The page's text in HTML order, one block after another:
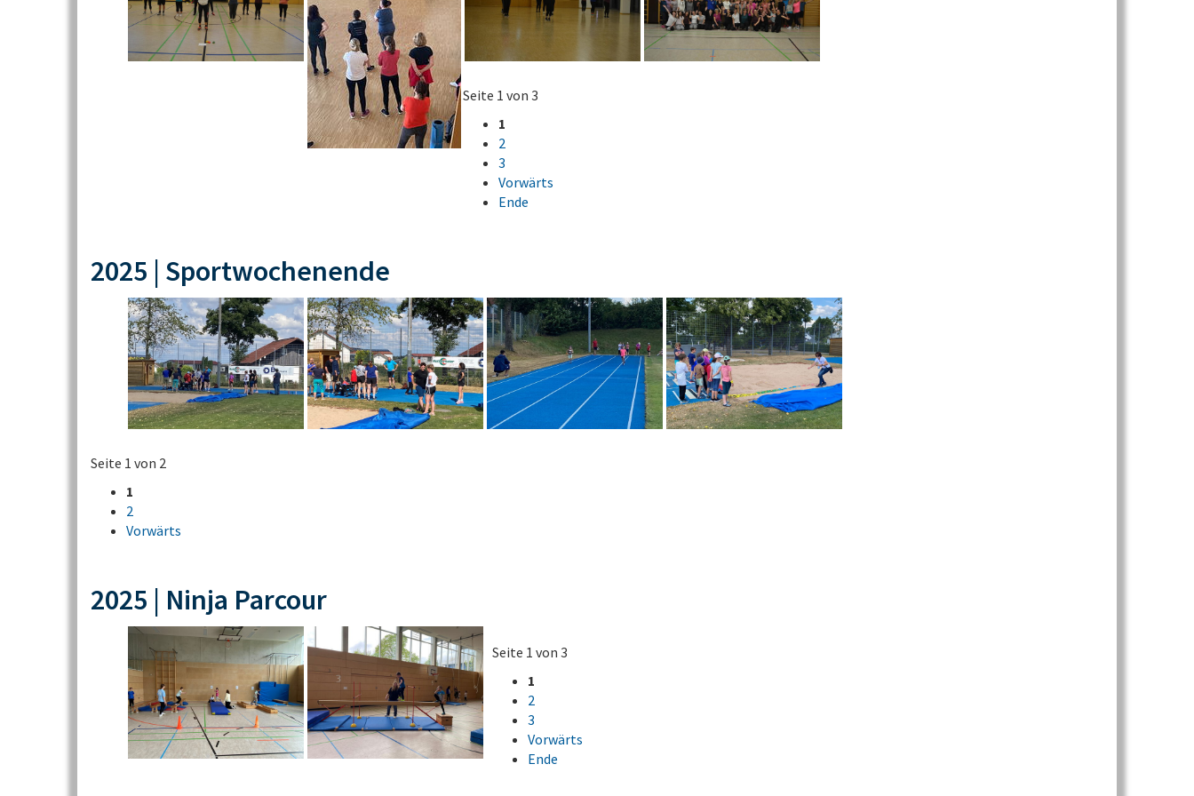
Seite 1 von 3
1
2
3
Vorwärts
Ende
2025 | Sportwochenende
Seite 1 von 2
1
2
Vorwärts
2025 | Ninja Parcour
Seite 1 von 3
1
2
3
Vorwärts
Ende